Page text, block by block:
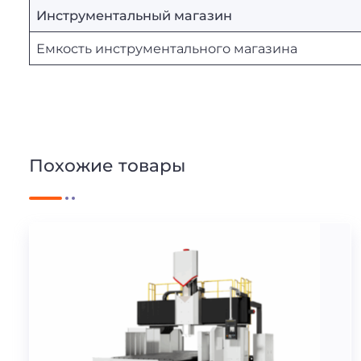
Инструментальный магазин
Емкость инструментального магазина
Похожие товары